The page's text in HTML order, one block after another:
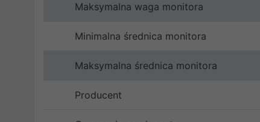
Maksymalna waga monitora
Minimalna średnica monitora
Maksymalna średnica monitora
Producent